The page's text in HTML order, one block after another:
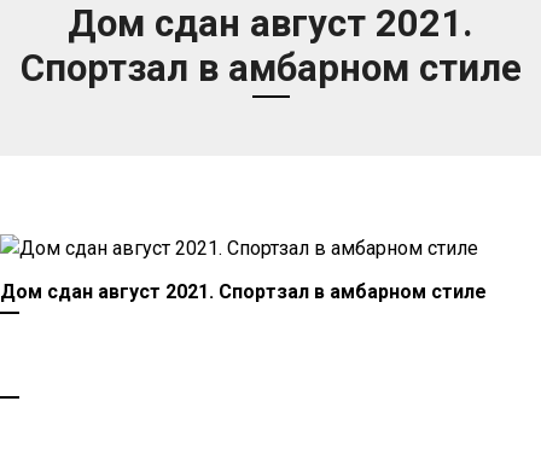
Дом сдан август 2021.
Спортзал в амбарном стиле
Дом сдан август 2021. Спортзал в амбарном стиле